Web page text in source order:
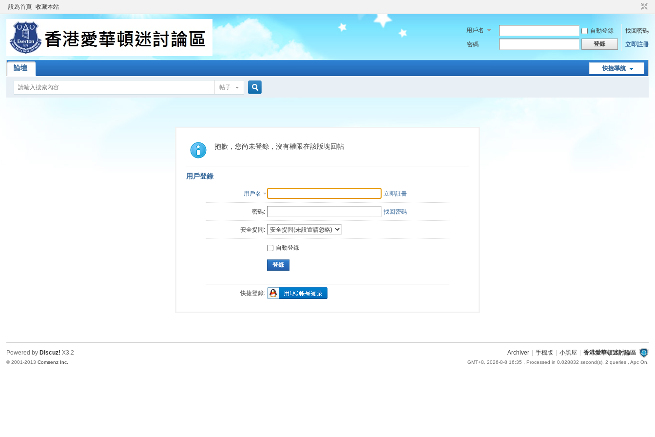
設為首頁 收藏本站
用戶名 自動登錄
找回密碼
密碼
登錄 立即註冊
快捷導航
論壇
帖子
索
抱歉，您尚未登錄，沒有權限在該版塊回帖
用戶登錄
用戶名 立即註冊
密碼: 找回密碼
安全提問:
自動登錄
登錄
快捷登錄:
Archiver 手機版 小黑屋 香港愛華頓迷討論區
GMT+8, 2026-8-8 16:35 , Processed in 0.028832 second(s), 2 queries , Apc On.
Powered by Discuz! X3.2
© 2001-2013Comsenz Inc.